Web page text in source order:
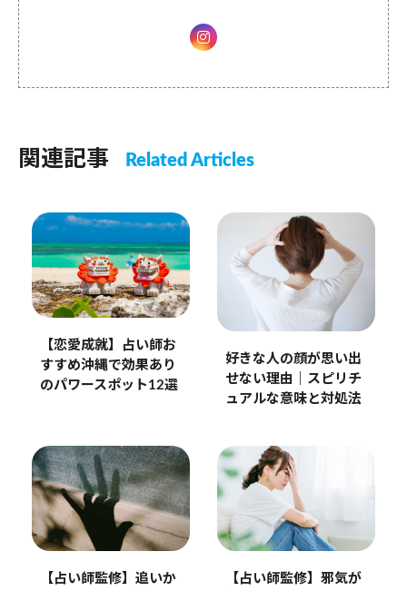
関連記事 Related Articles
【恋愛成就】占い師お
すすめ沖縄で効果あり
のパワースポット12選
好きな人の顔が思い出
せない理由｜スピリチ
ュアルな意味と対処法
【占い師監修】追いか
【占い師監修】邪気が